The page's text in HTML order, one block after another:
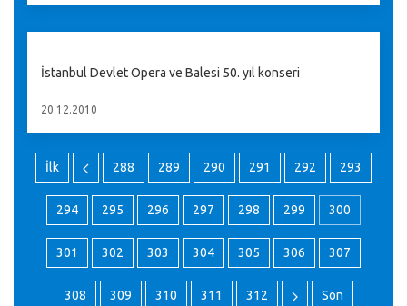
İstanbul Devlet Opera ve Balesi 50. yıl konseri
20.12.2010
İlk 288 289 290 291 292 293
294 295 296 297 298 299 300
301 302 303 304 305 306 307
308 309 310 311 312 Son